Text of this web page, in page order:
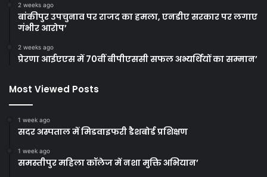
2 weeks ago
बांकीपुर उपचुनाव पर राजद का हमला, एनडीए सरकार पर लगाए
गंभीर आरोप’
2 weeks ago
प्रेरणा आईएएस में 70वीं बीपीएससी सफल अभ्यर्थियों का सम्मान’
Most Viewed Posts
1 week ago
सदर अस्पताल में मिडवाइफरी डैशबोर्ड प्रशिक्षण
1 week ago
समस्तीपुर महिला कॉलेज में नशा मुक्ति अभियान’